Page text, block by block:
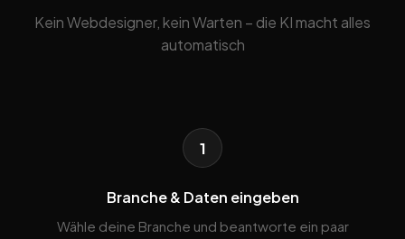
Kein Webdesigner, kein Warten – die KI macht alles
automatisch
1
Branche & Daten eingeben
Wähle deine Branche und beantworte ein paar